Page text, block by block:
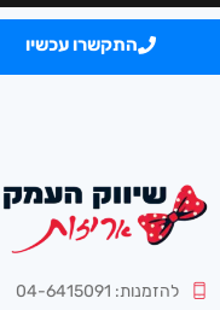
התקשרו עכשיו
להזמנות: 04-6415091